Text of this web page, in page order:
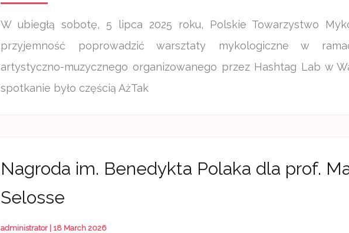
W ubiegłą sobotę, 5 lipca 2025 roku, Polskie Towarzystwo
przyjemność poprowadzić warsztaty mykologiczne w
artystyczno-muzycznego organizowanego przez Hashtag Lab w
spotkanie było częścią AżTak
Nagroda im. Benedykta Polaka dla prof.
Selosse
administrator | 18 March 2026